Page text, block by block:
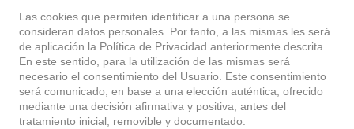
Las cookies que permiten identificar a una persona se
consideran datos personales. Por tanto, a las mismas les será
de aplicación la Política de Privacidad anteriormente descrita.
En este sentido, para la utilización de las mismas será
necesario el consentimiento del Usuario. Este consentimiento
será comunicado, en base a una elección auténtica, ofrecido
mediante una decisión afirmativa y positiva, antes del
tratamiento inicial, removible y documentado.